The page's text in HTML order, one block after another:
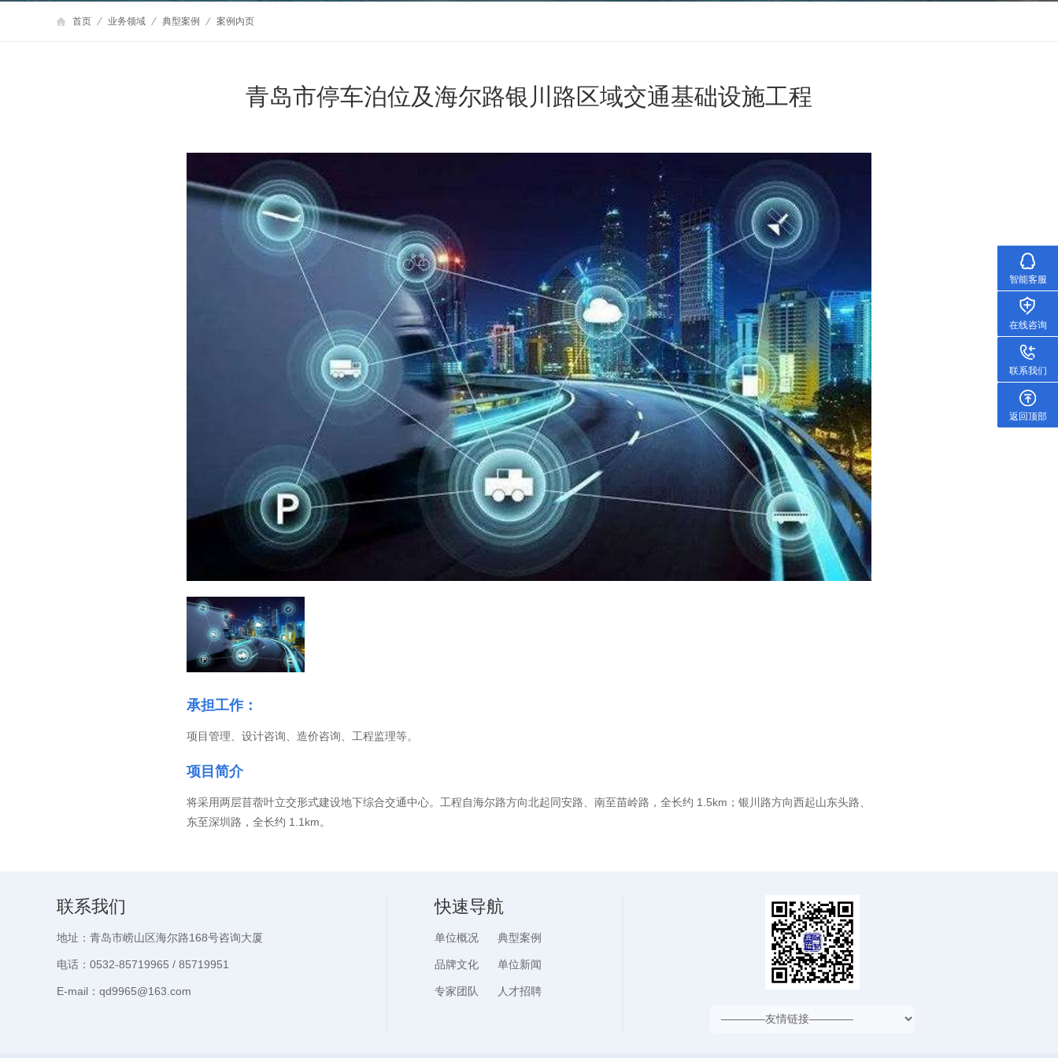
首页 业务领域 典型案例 案例内页
青岛市停车泊位及海尔路银川路区域交通基础设施工程
承担工作：
项目管理、设计咨询、造价咨询、工程监理等。
项目简介
将采用两层苜蓿叶立交形式建设地下综合交通中心。工程自海尔路方向北起同安路、南至苗岭路，全长约 1.5km；银川路方向西起山东头路、
东至深圳路，全长约 1.1km。
联系我们
地址：青岛市崂山区海尔路168号咨询大厦
电话：0532-85719965 / 85719951
E-mail：qd9965@163.com
快速导航
单位概况 典型案例
品牌文化 单位新闻
专家团队 人才招聘
智能客服
在线咨询
联系我们
返回顶部